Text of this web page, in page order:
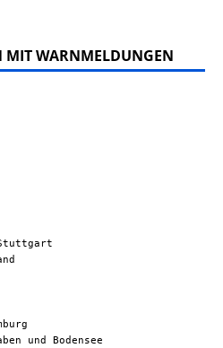
MIT WARNMELDUNGEN
und Bodensee